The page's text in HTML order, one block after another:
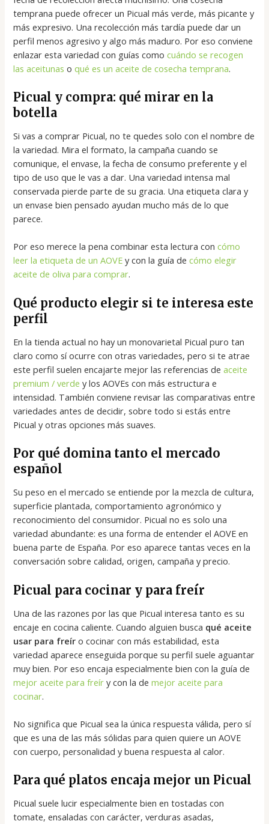
temprana puede ofrecer un Picual más verde, más picante y
más expresivo. Una recolección más tardía puede dar un
perfil menos agresivo y algo más maduro. Por eso conviene
enlazar esta variedad con guías comocuándo se recogen
las aceitunas oqué es un aceite de cosecha temprana.
Picual y compra: qué mirar en la
botella
Si vas a comprar Picual, no te quedes solo con el nombre de
la variedad. Mira el formato, la campaña cuando se
comunique, el envase, la fecha de consumo preferente y el
tipo de uso que le vas a dar. Una variedad intensa mal
conservada pierde parte de su gracia. Una etiqueta clara y
un envase bien pensado ayudan mucho más de lo que
parece.
Por eso merece la pena combinar esta lectura concómo
leer la etiqueta de un AOVE y con la guía decómo elegir
aceite de oliva para comprar.
Qué producto elegir si te interesa este
perfil
En la tienda actual no hay un monovarietal Picual puro tan
claro como sí ocurre con otras variedades, pero si te atrae
este perfil suelen encajarte mejor las referencias deaceite
premium / verde y los AOVEs con más estructura e
intensidad. También conviene revisar las comparativas entre
variedades antes de decidir, sobre todo si estás entre
Picual y otras opciones más suaves.
Por qué domina tanto el mercado
español
Su peso en el mercado se entiende por la mezcla de cultura,
superficie plantada, comportamiento agronómico y
reconocimiento del consumidor. Picual no es solo una
variedad abundante: es una forma de entender el AOVE en
buena parte de España. Por eso aparece tantas veces en la
conversación sobre calidad, origen, campaña y precio.
Picual para cocinar y para freír
Una de las razones por las que Picual interesa tanto es su
encaje en cocina caliente. Cuando alguien busca qué aceite
usar para freír o cocinar con más estabilidad, esta
variedad aparece enseguida porque su perfil suele aguantar
muy bien. Por eso encaja especialmente bien con la guía de
mejor aceite para freír y con la demejor aceite para
cocinar.
No significa que Picual sea la única respuesta válida, pero sí
que es una de las más sólidas para quien quiere un AOVE
con cuerpo, personalidad y buena respuesta al calor.
Para qué platos encaja mejor un Picual
Picual suele lucir especialmente bien en tostadas con
tomate, ensaladas con carácter, verduras asadas,